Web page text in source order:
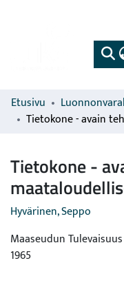
Etusivu
Tietokone -
Hyvärinen, Seppo
Maaseudun Tulevaisuus
1965